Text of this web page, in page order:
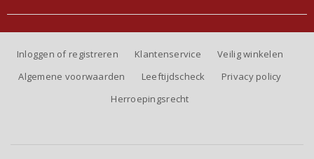
Inloggen of registreren Klantenservice
Veilig winkelen
Algemene voorwaarden
Leeftijdscheck
Privacy policy
Herroepingsrecht